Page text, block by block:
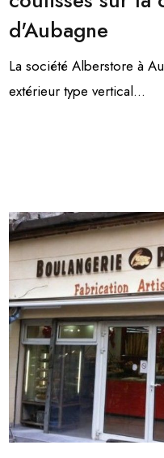
d'Aubagne
La société Alberstore à
extérieur type vertical...